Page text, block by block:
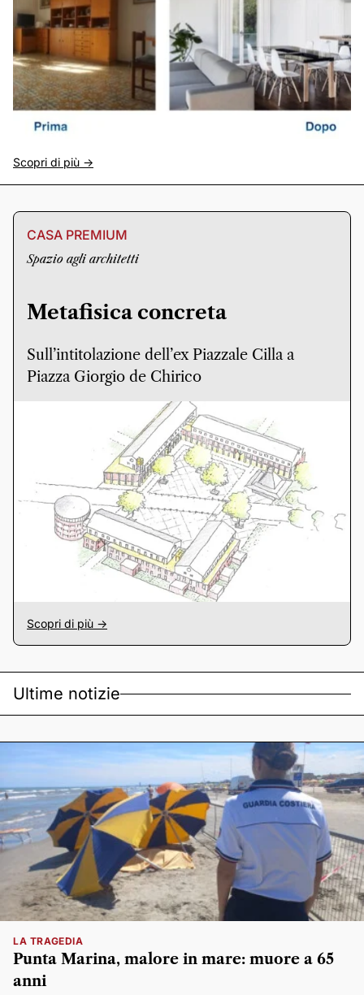
Scopri di più ->
CASA PREMIUM
Spazio agli architetti
Metafisica concreta
Sull’intitolazione dell’ex Piazzale Cilla a
Piazza Giorgio de Chirico
Scopri di più ->
Ultime notizie
LA TRAGEDIA
Punta Marina, malore in mare: muore a 65
anni